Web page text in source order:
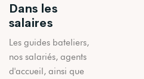
Dans les
salaires
Les guides bateliers,
nos salariés, agents
d'accueil, ainsi que